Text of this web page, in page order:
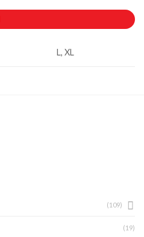
L, XL
(109)
(19)